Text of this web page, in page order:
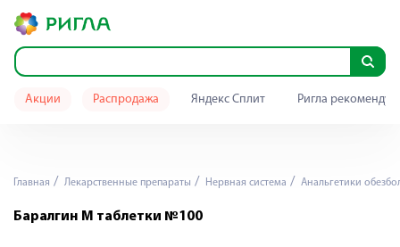
Акции Распродажа Яндекс Сплит Ригла
Главная Лекарственные препараты Нервная система Анальгетики
Баралгин М таблетки №100